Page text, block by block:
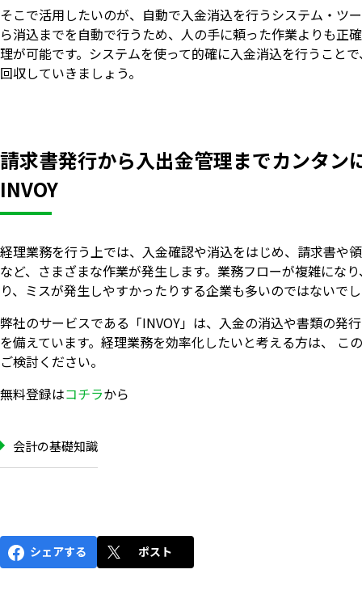
そこで活用したいのが、自動で入金消込を行うシステム・ツ
ら消込までを自動で行うため、人の手に頼った作業よりも正
理が可能です。システムを使って的確に入金消込を行うこと
回収していきましょう。
請求書発行から入出金管理までカンタン
INVOY
経理業務を行う上では、入金確認や消込をはじめ、請求書や
など、さまざまな作業が発生します。業務フローが複雑にな
り、ミスが発生しやすかったりする企業も多いのではないで
弊社のサービスである「INVOY」は、入金の消込や書類の発
を備えています。経理業務を効率化したいと考える方は、 こ
ご検討ください。
無料登録はコチラから
会計の基礎知識
シェアする ポスト